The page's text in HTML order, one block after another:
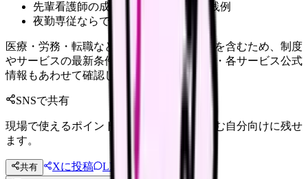
先輩看護師の成功事例と具体的な実践例
夜勤専従ならではの課題への対処法
医療・労務・転職など判断に影響する内容を含むため、制度
やサービスの最新条件は公的機関・勤務先・各サービス公式
情報もあわせて確認してください。
SNSで共有
現場で使えるポイントを、同僚やあとで読む自分向けに残せ
ます。
共有 Xに投稿 LINE
投稿文コピー